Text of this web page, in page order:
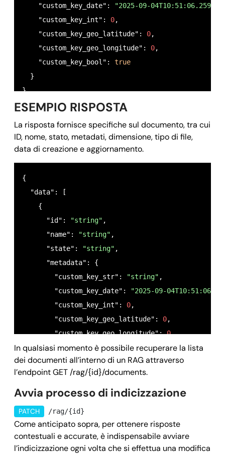
    "custom_key_date":
"2025-09-04T10:51:06.259Z"
    "custom_key_int":
0,
    "custom_key_geo_latitude":
0,
    "custom_key_geo_longitude":
0,
    "custom_key_bool":
true
  }
}
ESEMPIO RISPOSTA
La risposta fornisce specifiche sul documento, tra cui
ID, nome, stato, metadati, dimensione, tipo di file,
data di creazione e aggiornamento.
{
  "data": [
    {
      "id":
"string" ,
      "name":
"string" ,
      "state":
"string" ,
      "metadata": {
        "custom_key_str":
"string" ,
        "custom_key_date":
"2025-09-
        "custom_key_int":
0,
        "custom_key_geo_latitude":
0,
        "custom_key_geo_longitude":
0,
        "custom_key_bool":
true
      },
      "sizeMegaByte":
0,
      "mimeType":
"string",
      "updatedAt":
      "paymentDueDate":
"2025-09-04T10:51:06.260Z"
    }
In qualsiasi momento è possibile recuperare la lista
dei documenti all’interno di un RAG attraverso
l’endpoint GET /rag/{id}/documents.
Avvia processo di indicizzazione
PATCH /rag/{id}
Come anticipato sopra, per ottenere risposte
contestuali e accurate, è indispensabile avviare
l’indicizzazione ogni volta che si effettua una modifica